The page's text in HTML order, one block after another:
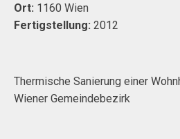
Ort: 1160 Wien
Fertigstellung: 2012
Thermische Sanierung einer
Wiener Gemeindebezirk